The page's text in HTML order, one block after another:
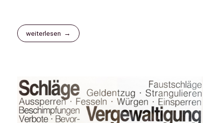
weiterlesen